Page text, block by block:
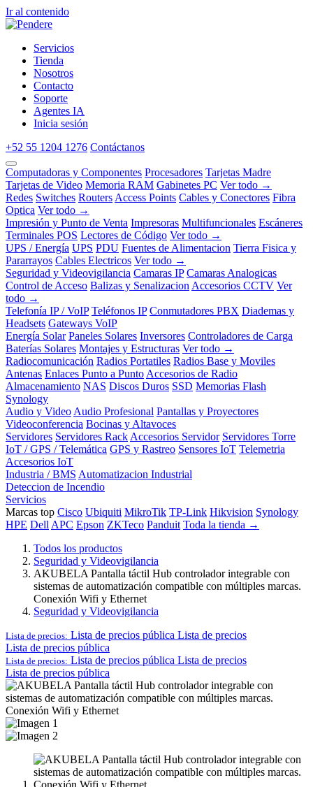
Ir al contenido
Servicios
Tienda
Nosotros
Contacto
Soporte
Agentes IA
Inicia sesión
+52 55 1204 1276 Contáctanos
Computadoras y Componentes Procesadores Tarjetas Madre
Tarjetas de Video Memoria RAM Gabinetes PC Ver todo →
Redes Switches Routers Access Points Cables y Conectores Fibra
Optica Ver todo →
Impresión y Punto de Venta Impresoras Multifuncionales Escáneres
Terminales POS Lectores de Código Ver todo →
UPS / Energía UPS PDU Fuentes de Alimentacion Tierra Fisica y
Pararrayos Cables Electricos Ver todo →
Seguridad y Videovigilancia Camaras IP Camaras Analogicas
Control de Acceso Balizas y Senalizacion Accesorios CCTV Ver
todo →
Telefonía IP / VoIP Teléfonos IP Conmutadores PBX Diademas y
Headsets Gateways VoIP
Energía Solar Paneles Solares Inversores Controladores de Carga
Baterías Solares Montajes y Estructuras Ver todo →
Radiocomunicación Radios Portatiles Radios Base y Moviles
Antenas Enlaces Punto a Punto Accesorios de Radio
Almacenamiento NAS Discos Duros SSD Memorias Flash
Synology
Audio y Video Audio Profesional Pantallas y Proyectores
Videoconferencia Bocinas y Altavoces
Servidores Servidores Rack Accesorios Servidor Servidores Torre
IoT / GPS / Telemática GPS y Rastreo Sensores IoT Telemetria
Accesorios IoT
Industria / BMS Automatizacion Industrial
Deteccion de Incendio
Servicios
Marcas top Cisco Ubiquiti MikroTik TP-Link Hikvision Synology
HPE Dell APC Epson ZKTeco Panduit Toda la tienda →
Todos los productos
Seguridad y Videovigilancia
AKUBELA Pantalla táctil Hub controlador integrable con
sistemas de automatización compatible con múltiples marcas.
Conexión Wifi y Ethernet
Seguridad y Videovigilancia
Lista de precios: Lista de precios pública Lista de precios
Lista de precios pública
Lista de precios: Lista de precios pública Lista de precios
Lista de precios pública